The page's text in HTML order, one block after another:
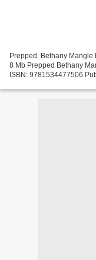
Prepped. Bethany
8 Mb Prepped Bethany
ISBN: 9781534477506